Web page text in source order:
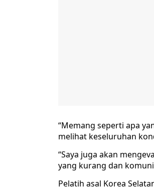
“Memang seperti apa
melihat keseluruhan
“Saya juga akan
yang kurang dan
Pelatih asal Korea